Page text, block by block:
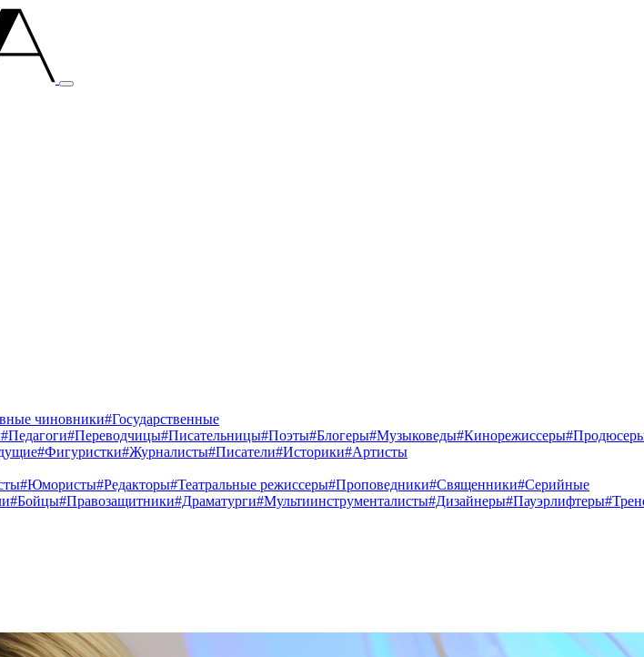
чиновники#Государственные
#Педагоги#Переводчицы#Писательницы#Поэты#Блогеры#Музыковеды#Кинорежиссеры
#Фигуристки#Журналисты#Писатели#Историки#Артисты
#Юмористы#Редакторы#Театральные режиссеры#Проповедники#Священники#Серийные
#Бойцы#Правозащитники#Драматурги#Мультиинструменталисты#Дизайнеры#Пауэрлифтеры